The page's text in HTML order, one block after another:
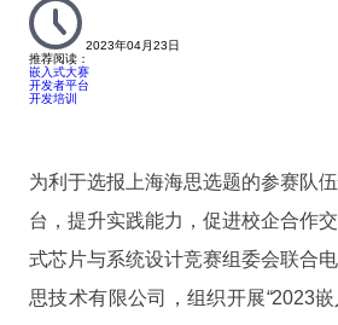
2023年04月23日
推荐阅读：
嵌入式大赛
开发者平台
开发培训
为利于选报上海海思选题的参赛队
台，提升实践能力，促进校企合作
式芯片与系统设计竞赛组委会联合
思技术有限公司，组织开展“2023